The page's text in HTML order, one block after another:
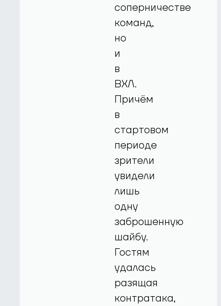
соперничестве
команд,
но
и
в
ВХЛ.
Причём
в
стартовом
периоде
зрители
увидели
лишь
одну
заброшенную
шайбу.
Гостям
удалась
разящая
контратака,